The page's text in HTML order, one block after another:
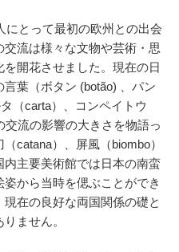
とって最初の欧州との出会
流は様々な文物や芸術・思
開花させました。現在の日
葉（ボタン (botão) 、パン
（carta）、コンペイトウ
流の影響の大きさを物語っ
catana）、屏風（biombo）
主要美術館では日本の南蛮
から当時を偲ぶことができ
在の良好な両国関係の礎と
ません。